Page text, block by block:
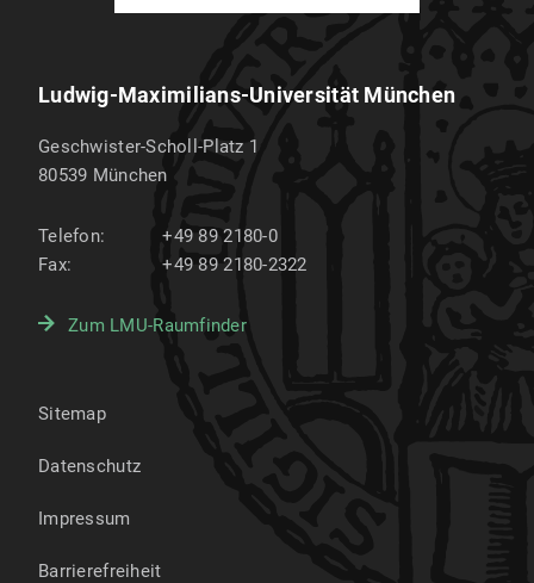
Ludwig-Maximilians-Universität München
Geschwister-Scholl-Platz 1
80539 München
Telefon:
+49 89 2180-0
Fax:
+49 89 2180-2322
Zum LMU-Raumfinder
Sitemap
Datenschutz
Impressum
Barrierefreiheit